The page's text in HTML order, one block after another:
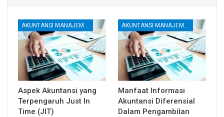
AKUNTANSI MANAJEMEN DAN BIAYA
Aspek Akuntansi yang
Terpengaruh Just In
Time (JIT)
AKUNTANSI MANAJEMEN DAN BIAYA
Manfaat Informasi
Akuntansi Diferensial
Dalam Pengambilan